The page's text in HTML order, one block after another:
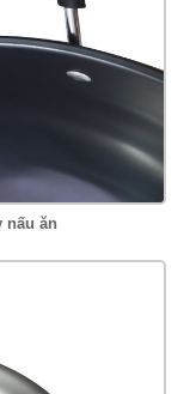
nấu ăn